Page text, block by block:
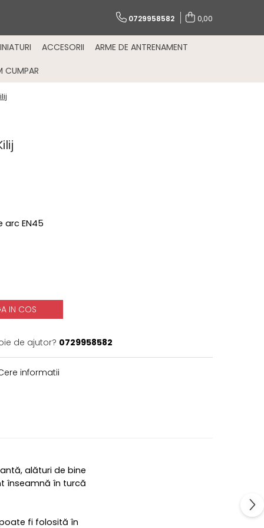
0729958582 0,00
ACCESORII
ARME DE ANTRENAMENT
CUMPAR
arc EN45
IN COS
de ajutor? 0729958582
informatii
alături de bine
înseamnă în turcă
fi folosită în